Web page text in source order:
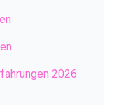
2026